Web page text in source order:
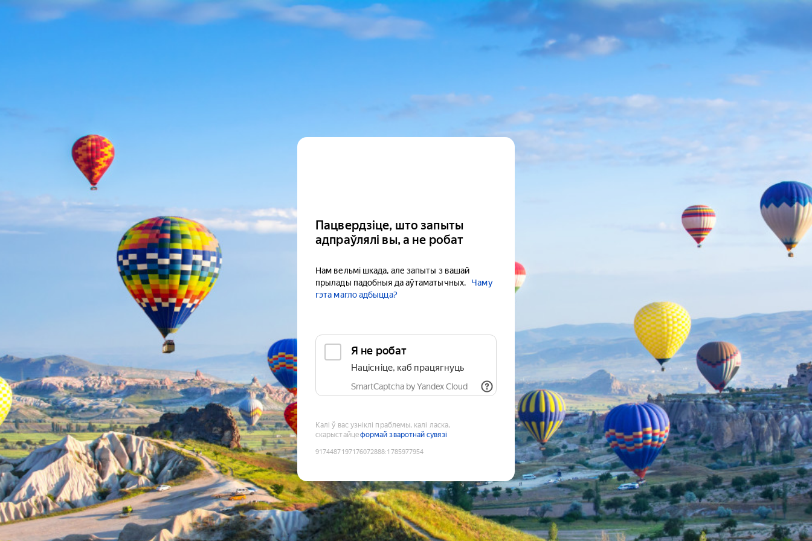
Пацвердзіце, што запыты
адпраўлялі вы, а не робат
Нам вельмі шкада, але запыты з вашай
прылады падобныя да аўтаматычных.
Чаму
гэта магло адбыцца?
Я не робат
Націсніце, каб працягнуць
SmartCaptcha by Yandex Cloud
Калі ў вас узніклі праблемы, калі ласка,
скарыстайцеформай зваротнай сувязі
9174487197176072888:1785977954